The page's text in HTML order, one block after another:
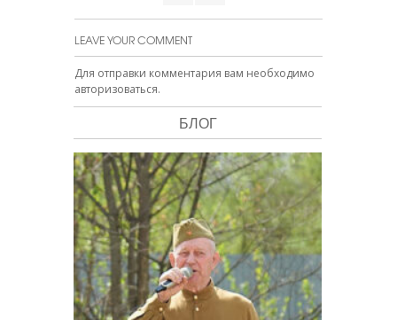
LEAVE YOUR COMMENT
Для отправки комментария вам необходимо
авторизоваться.
БЛОГ